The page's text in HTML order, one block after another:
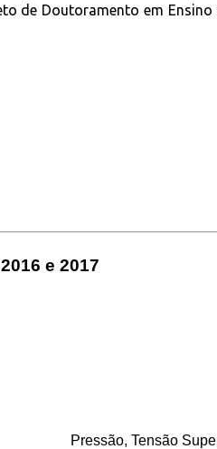
de Doutoramento em Ensino
2016 e 2017
Pressão, Tensão